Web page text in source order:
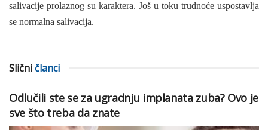
salivacije prolaznog su ka­raktera. Još u toku trudnoće uspostavlja
se normal­na salivacija.
Slični članci
Odlučili ste se za ugradnju implanata zuba? Ovo je
sve što treba da znate